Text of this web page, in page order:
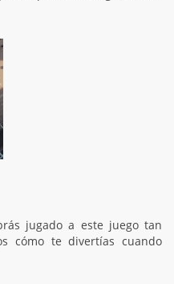
jugado a este juego tan
cómo te divertías cuando